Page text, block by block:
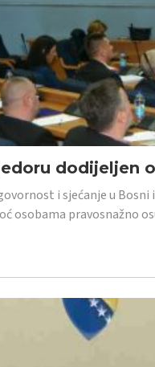
dodijeljen
i sjećanje u
osobama pravosnažno